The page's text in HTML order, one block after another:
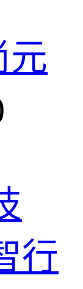
元
行